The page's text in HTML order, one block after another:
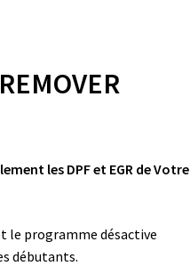
les DPF et EGR de Votre
le programme désactive
débutants.